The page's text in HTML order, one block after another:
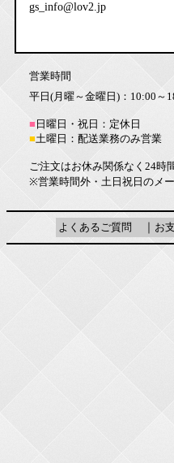
gs_info@lov2.jp
営業時間
平日(月曜～金曜日)：10:00～
■ 日曜日・祝日：定休日
■土曜日：配送業務のみ営業
ご注文はお休み関係なく24時
※営業時間外・土日祝日のメ
よくあるご質問 お